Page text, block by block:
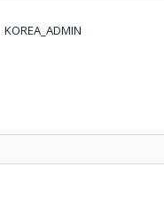
KOREA_ADMIN